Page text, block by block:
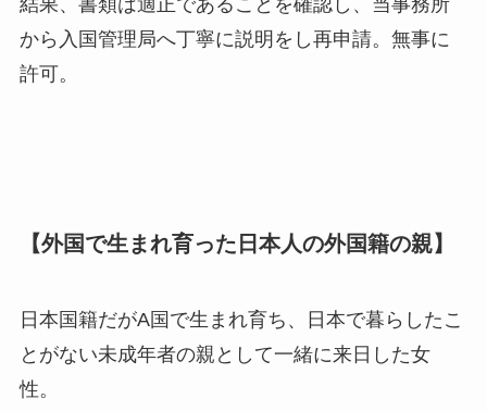
結果、書類は適正であることを確認し、当事務所
から入国管理局へ丁寧に説明をし再申請。無事に
許可。
【外国で生まれ育った日本人の外国籍の親】
日本国籍だがA国で生まれ育ち、日本で暮らしたこ
とがない未成年者の親として一緒に来日した女
性。